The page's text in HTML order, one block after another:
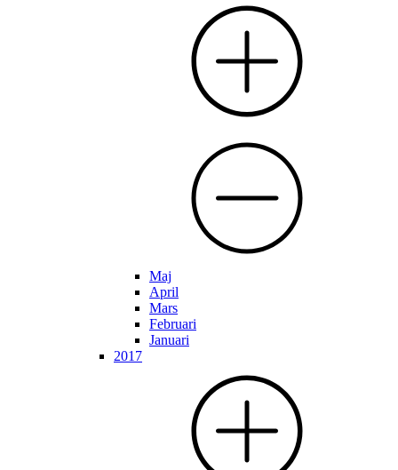
Maj
April
Mars
Februari
Januari
2017